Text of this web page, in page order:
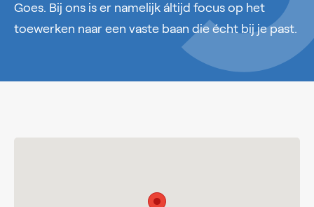
Goes. Bij ons is er namelijk áltijd focus op het
toewerken naar een vaste baan die écht bij je past.